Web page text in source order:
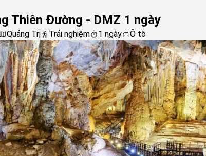
Thiên Đường - DMZ 1 ngày
Quảng Trị Trải nghiệm 1 ngày Ô tô